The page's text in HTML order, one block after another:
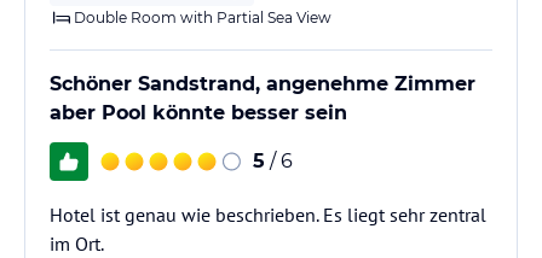
Double Room with Partial Sea View
Schöner Sandstrand, angenehme Zimmer
aber Pool könnte besser sein
5 / 6
Hotel ist genau wie beschrieben. Es liegt sehr zentral
im Ort.